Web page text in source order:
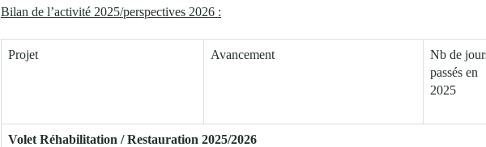
Bilan de l’activité 2025/perspectives 2026 :
Projet Avancement
Nb de
passés en
2025
Volet Réhabilitation / Restauration 2025/2026